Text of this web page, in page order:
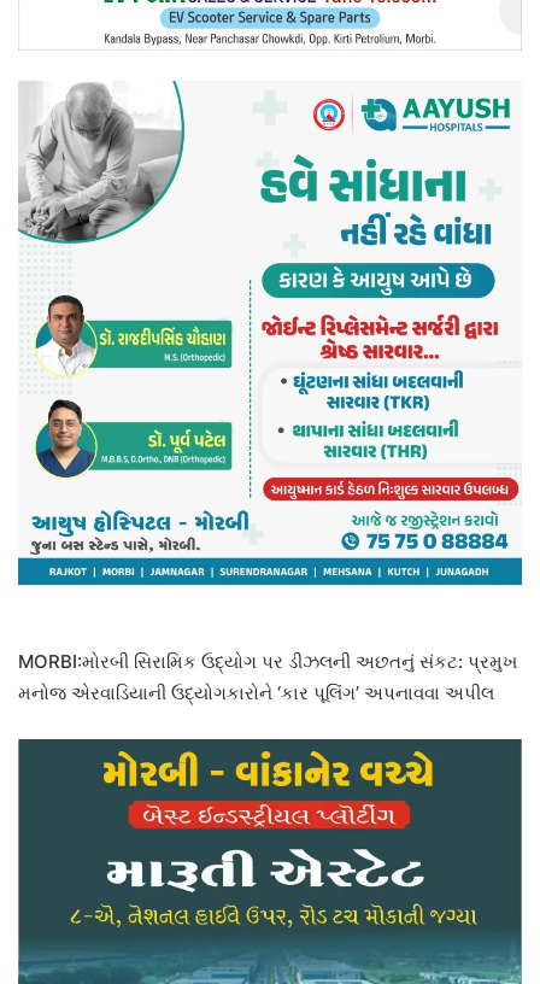
MORBI:મોરબી સિરામિક ઉદ્યોગ પર ડીઝલની અછતનું સંકટ: પ્રમુખ
મનોજ એરવાડિયાની ઉદ્યોગકારોને ‘કાર પૂલિંગ’ અપનાવવા અપીલ